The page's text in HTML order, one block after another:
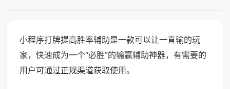
小程序打牌提高胜率辅助是一款可以让一直输的玩
家，快速成为一个“必胜”的输赢辅助神器，有需要的
用户可通过正规渠道获取使用。